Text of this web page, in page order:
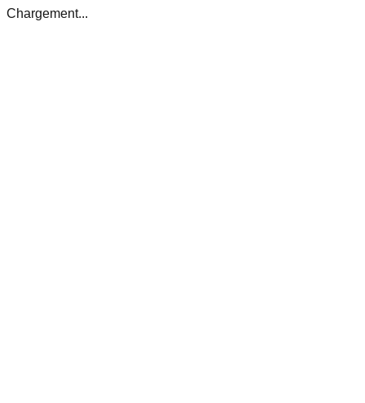
Chargement...